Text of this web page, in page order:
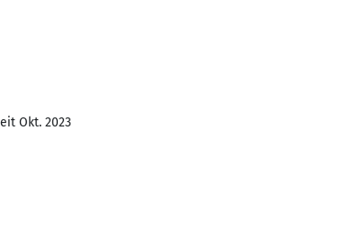
Okt. 2023